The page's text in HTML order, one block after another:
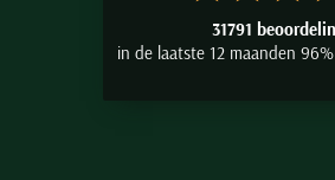
31791
in de laatste 12 maanden